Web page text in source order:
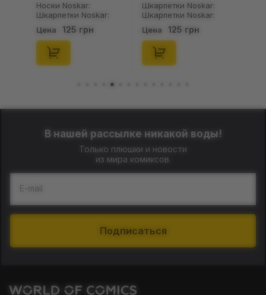
Носки Noskar:
Шкарпетки Noskar:
Пацюки: «Ля Ти
Криса» (короткі) (р.
41-46), (91679)
Цена 125 грн
Шкарпетки Noskar:
Шкарпетки Noskar:
Пацюки: «Ля Ти
Криса» (короткі) (р.
36-40), (91678)
Цена 125 грн
В нашей рассылке никакой воды!
Только плюшки и новости
из мира комиксов.
E-mail
Подписаться